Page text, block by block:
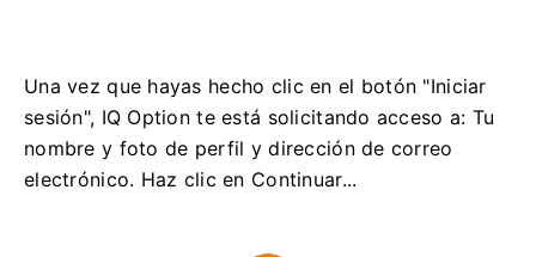
Una vez que hayas hecho clic en el botón "Iniciar
sesión", IQ Option te está solicitando acceso a: Tu
nombre y foto de perfil y dirección de correo
electrónico. Haz clic en Continuar...